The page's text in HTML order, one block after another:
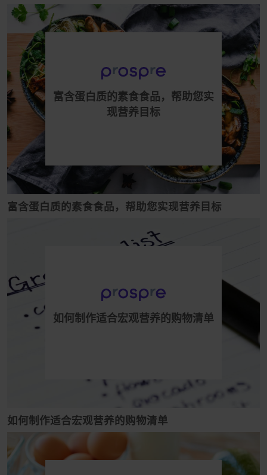
富含蛋白质的素食食品，帮助您实
现营养目标
富含蛋白质的素食食品，帮助您实现营养目标
如何制作适合宏观营养的购物清单
如何制作适合宏观营养的购物清单